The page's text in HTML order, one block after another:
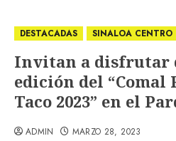
DESTACADAS SINALOA CENTRO
Invitan a disfrutar
edición del “Comal
Taco 2023” en el
ADMIN MARZO 28, 2023